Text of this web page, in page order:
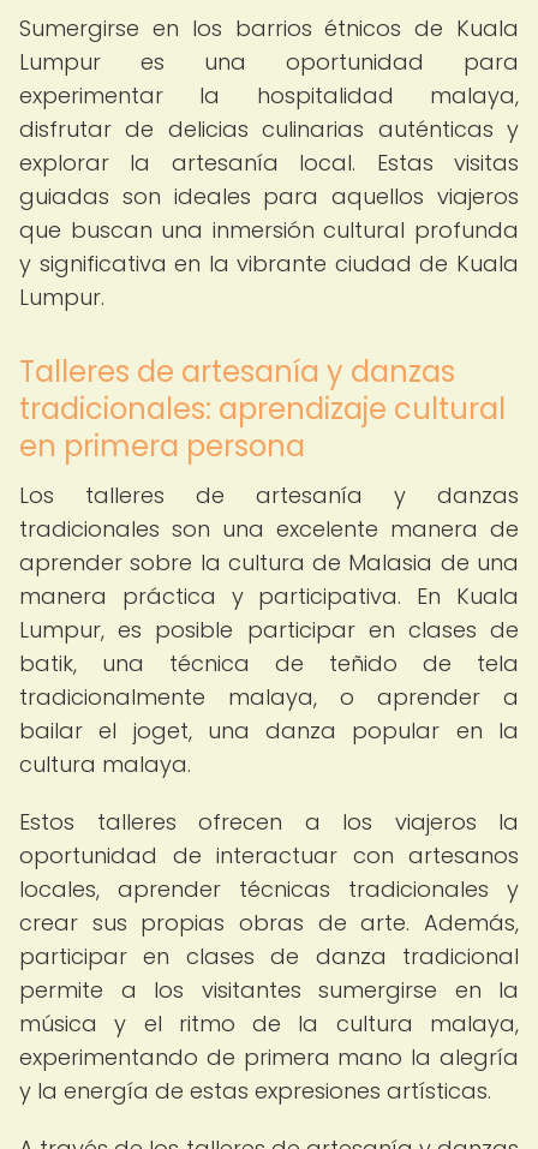
Sumergirse en los barrios étnicos de Kuala
Lumpur es una oportunidad para
experimentar la hospitalidad malaya,
disfrutar de delicias culinarias auténticas y
explorar la artesanía local. Estas visitas
guiadas son ideales para aquellos viajeros
que buscan una inmersión cultural profunda
y significativa en la vibrante ciudad de Kuala
Lumpur.
Talleres de artesanía y danzas
tradicionales: aprendizaje cultural
en primera persona
Los talleres de artesanía y danzas
tradicionales son una excelente manera de
aprender sobre la cultura de Malasia de una
manera práctica y participativa. En Kuala
Lumpur, es posible participar en clases de
batik, una técnica de teñido de tela
tradicionalmente malaya, o aprender a
bailar el joget, una danza popular en la
cultura malaya.
Estos talleres ofrecen a los viajeros la
oportunidad de interactuar con artesanos
locales, aprender técnicas tradicionales y
crear sus propias obras de arte. Además,
participar en clases de danza tradicional
permite a los visitantes sumergirse en la
música y el ritmo de la cultura malaya,
experimentando de primera mano la alegría
y la energía de estas expresiones artísticas.